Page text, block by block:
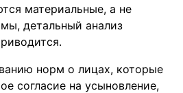
материальные, а не
детальный анализ
норм о лицах, которые
согласие на усыновление,